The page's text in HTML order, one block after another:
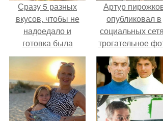
Сразу 5 разных
вкусов, чтобы не
надоедало и
готовка была
проще.
Артур
опубликовал в
социальных
трогательное
с супругой
Анжеликой,
сделанное во
время их
путешествия в
Италию.